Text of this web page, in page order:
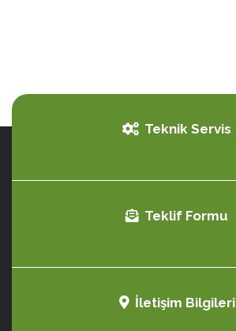
Teknik Servis
Teklif Formu
İletişim Bilgileri